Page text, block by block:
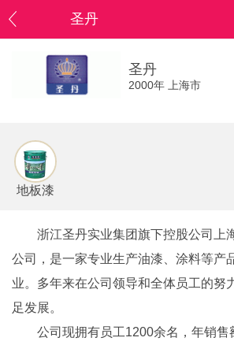
圣丹
圣丹
2000年 上海市
地板漆
浙江圣丹实业集团旗下控股公司上
公司，是一家专业生产油漆、涂料等产
业。多年来在公司领导和全体员工的努
足发展。
公司现拥有员工1200余名，年销售